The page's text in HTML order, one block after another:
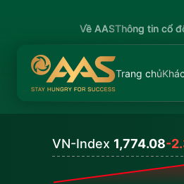
Về AASThông tin cổ
Trang chủ
VN-Index 1,774.08-